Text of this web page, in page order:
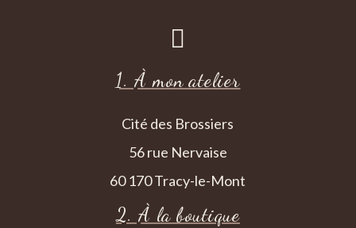

1. À mon atelier
Cité des Brossiers
56 rue Nervaise
60 170 Tracy-le-Mont
2. À la boutique